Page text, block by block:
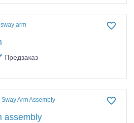
Предзаказ
assembly